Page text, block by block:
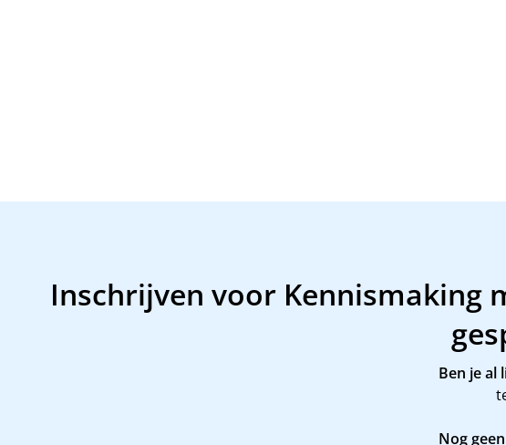
Inschrijven voor Kennismaking
Ben je al
Nog